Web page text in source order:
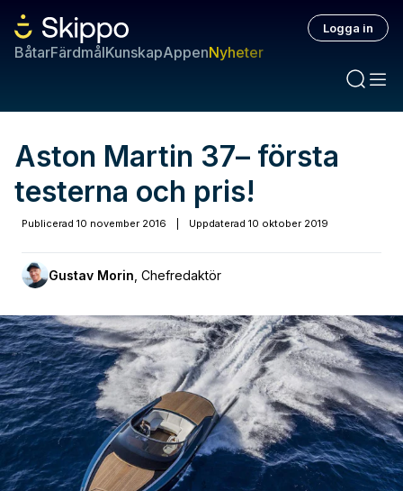
BåtarFärdmålKunskapAppenNyheter
Logga in
Aston Martin 37– första
testerna och pris!
Publicerad 10 november 2016 Uppdaterad 10 oktober 2019
Gustav Morin Chefredaktör